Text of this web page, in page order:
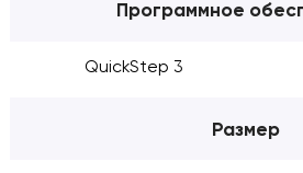
Программное
QuickStep 3
Размер